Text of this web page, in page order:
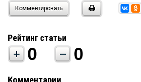
Комментировать
Рейтинг статьи
0 0